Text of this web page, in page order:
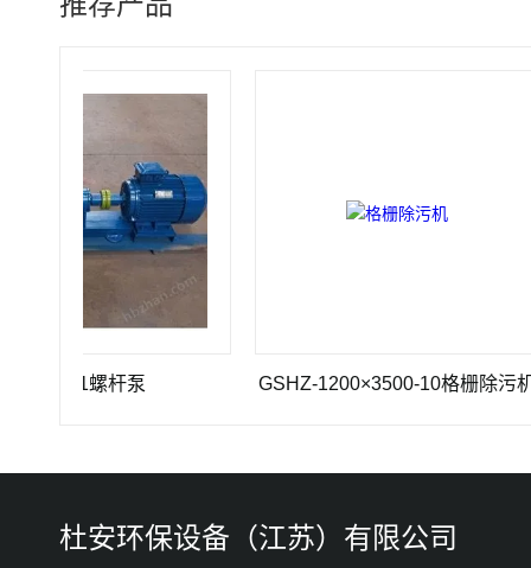
GSHZ-1200×3500-10格栅除污机
杜安环保设备（江苏）有限公司